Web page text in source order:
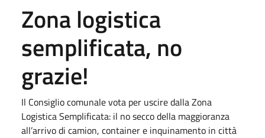
Zona logistica
semplificata, no
grazie!
Il Consiglio comunale vota per uscire dalla Zona
Logistica Semplificata: il no secco della maggioranza
all’arrivo di camion, container e inquinamento in città